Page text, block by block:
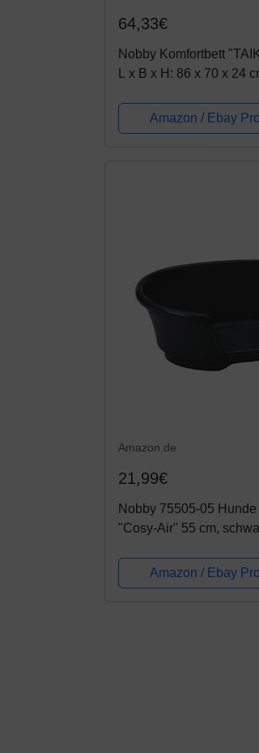
64,33€
Nobby Komfortbett
L x B x H: 86 x 70 x 24
Amazon / Ebay
Amazon.de
21,99€
Nobby 75505-05
"Cosy-Air" 55 cm,
Amazon / Ebay